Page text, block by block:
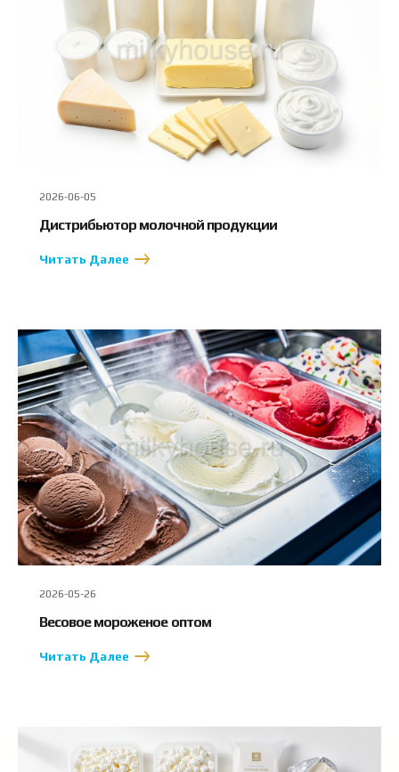
2026-06-05
Дистрибьютор молочной продукции
Читать Далее
2026-05-26
Весовое мороженое оптом
Читать Далее